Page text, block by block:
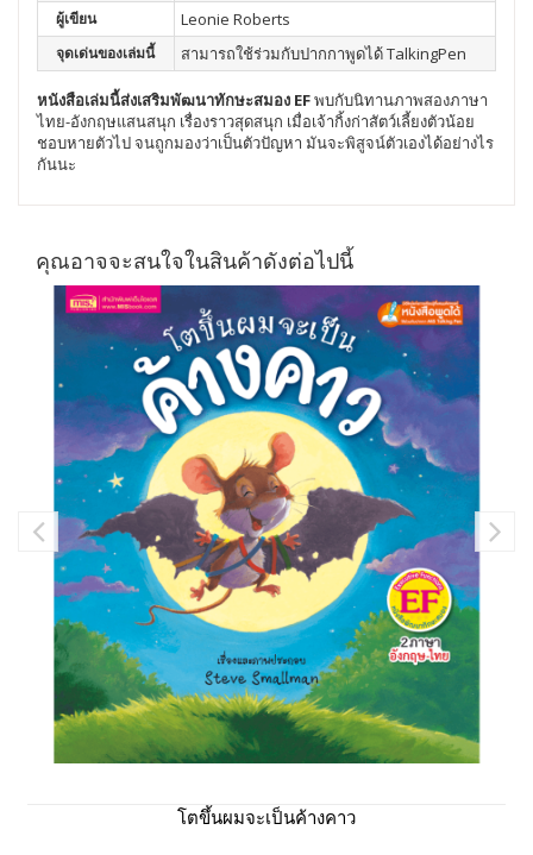
ผู้เขียน Leonie Roberts
จุดเด่นของเล่มนี้ สามารถใช้ร่วมกับปากกาพูดได้ TalkingPen
หนังสือเล่มนี้ส่งเสริมพัฒนาทักษะสมอง EFพบกับนิทานภาพสองภาษา
ไทย-อังกฤษแสนสนุก เรื่องราวสุดสนุก เมื่อเจ้ากิ้งก่าสัตว์เลี้ยงตัวน้อย
ชอบหายตัวไป จนถูกมองว่าเป็นตัวปัญหา มันจะพิสูจน์ตัวเองได้อย่างไร
กันนะ
คุณอาจจะสนใจในสินค้าดังต่อไปนี้
โตขึ้นผมจะเป็นค้างคาว